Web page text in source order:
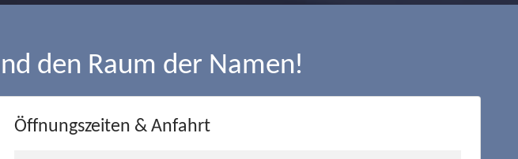
den Raum der Namen!
Öffnungszeiten & Anfahrt